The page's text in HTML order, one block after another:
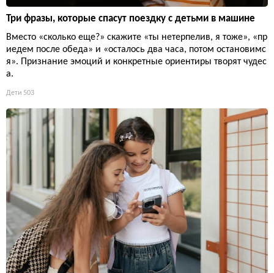
Три фразы, которые спасут поездку с детьми в машине
Вместо «сколько еще?» скажите «ты нетерпелив, я тоже», «пр
иедем после обеда» и «осталось два часа, потом остановимс
я». Признание эмоций и конкретные ориентиры творят чудес
а.
Дети 503